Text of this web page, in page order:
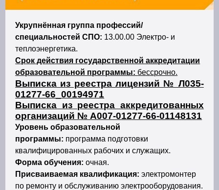
Укрупнённая группа профессий/
специальностей СПО: 13.00.00 Электро- и
теплоэнергетика.
Срок действия государственной аккредитации
образовательной программы: бессрочно.
Выписка из реестра лицензий № Л035-
01277-66_00194971
Выписка из реестра аккредитованных
организаций № А007-01277-66-01148131
Уровень образовательной
программы: программа подготовки
квалифицированных рабочих и служащих.
Форма обучения:очная.
Присваиваемая квалификация:электромонтер
по ремонту и обслуживанию электрооборудования.